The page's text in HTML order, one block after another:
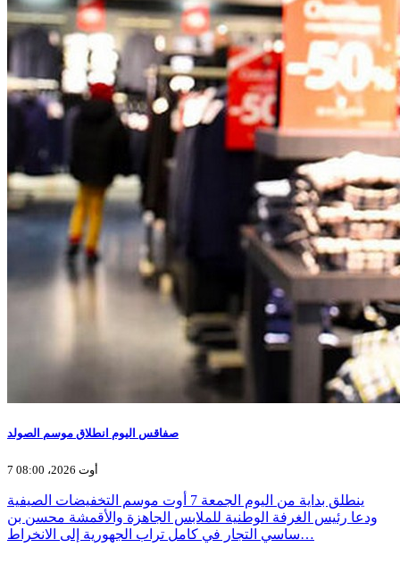
صفاقس اليوم انطلاق موسم الصولد
7 أوت 2026، 08:00
ينطلق بداية من اليوم الجمعة 7 أوت موسم التخفيضات الصيفية
ودعا رئيس الغرفة الوطنية للملابس الجاهزة والأقمشة محسن بن
ساسي التجار في كامل تراب الجهورية إلى الانخراط…